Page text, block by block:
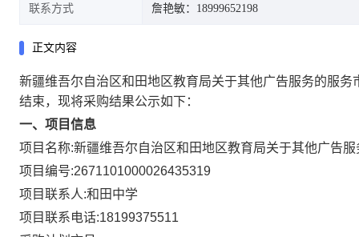
联系方式 詹艳敏：18999652198
正文内容
新疆维吾尔自治区和田地区教育局关于其他广告服务的服务
结束，现将采购结果公示如下：
一、项目信息
项目名称:新疆维吾尔自治区和田地区教育局关于其他广告
项目编号:2671101000026435319
项目联系人:和田中学
项目联系电话:18199375511